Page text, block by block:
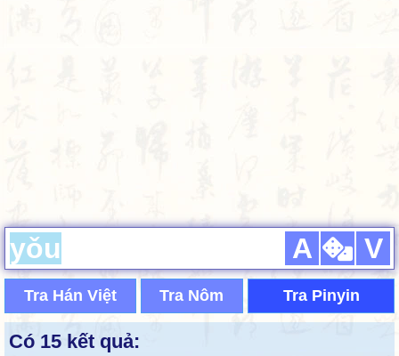
A V
Tra Hán Việt Tra Nôm Tra Pinyin
Có 15 kết quả: